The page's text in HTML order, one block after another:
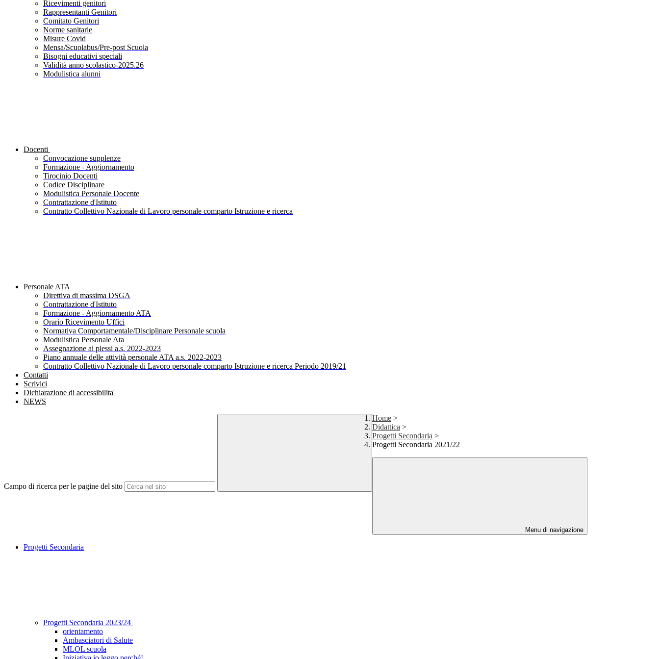
Ricevimenti genitori
Rappresentanti Genitori
Comitato Genitori
Norme sanitarie
Misure Covid
Mensa/Scuolabus/Pre-post Scuola
Bisogni educativi speciali
Validità anno scolastico-2025.26
Modulistica alunni
Docenti
Convocazione supplenze
Formazione - Aggiornamento
Tirocinio Docenti
Codice Disciplinare
Modulistica Personale Docente
Contrattazione d'Istituto
Contratto Collettivo Nazionale di Lavoro personale comparto Istruzione e ricerca
Personale ATA
Direttiva di massima DSGA
Contrattazione d'Istituto
Formazione - Aggiornamento ATA
Orario Ricevimento Uffici
Normativa Comportamentale/Disciplinare Personale scuola
Modulistica Personale Ata
Assegnazione ai plessi a.s. 2022-2023
Piano annuale delle attività personale ATA a.s. 2022-2023
Contratto Collettivo Nazionale di Lavoro personale comparto Istruzione e ricerca Periodo 2019/21
Contatti
Scrivici
Dichiarazione di accessibilita'
NEWS
Campo di ricerca per le pagine del sito
Home >
Didattica >
Progetti Secondaria >
Progetti Secondaria 2021/22
Menu di navigazione
Progetti Secondaria
Progetti Secondaria 2023/24
orientamento
Ambasciatori di Salute
MLOL scuola